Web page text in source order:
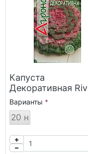
Капуста
Декоративная
Trade
Варианты
20 н